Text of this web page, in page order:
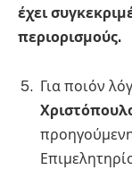
έχει
περιορισμούς.
Για ποιόν